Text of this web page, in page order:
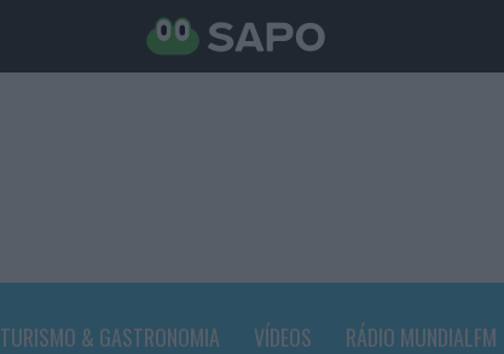
TURISMO & GASTRONOMIA VÍDEOS RÁDIO MUNDIALFM